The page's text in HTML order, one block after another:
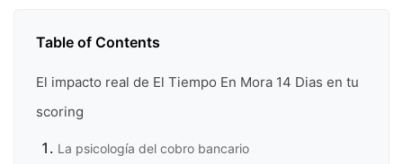
Table of Contents
El impacto real de El Tiempo En Mora 14 Dias en tu
scoring
La psicología del cobro bancario